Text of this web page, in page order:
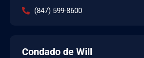
(847) 599-8600
Condado de Will